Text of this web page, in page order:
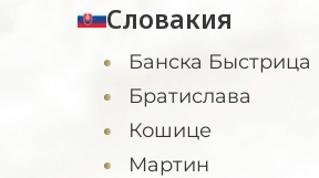
Словакия
Банска Быстрица
Братислава
Кошице
Мартин